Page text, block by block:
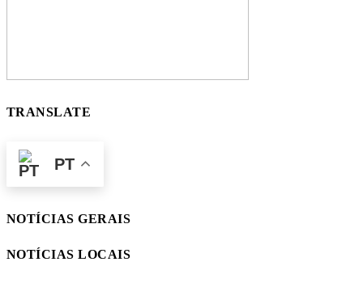
TRANSLATE
PT
NOTÍCIAS GERAIS
NOTÍCIAS LOCAIS